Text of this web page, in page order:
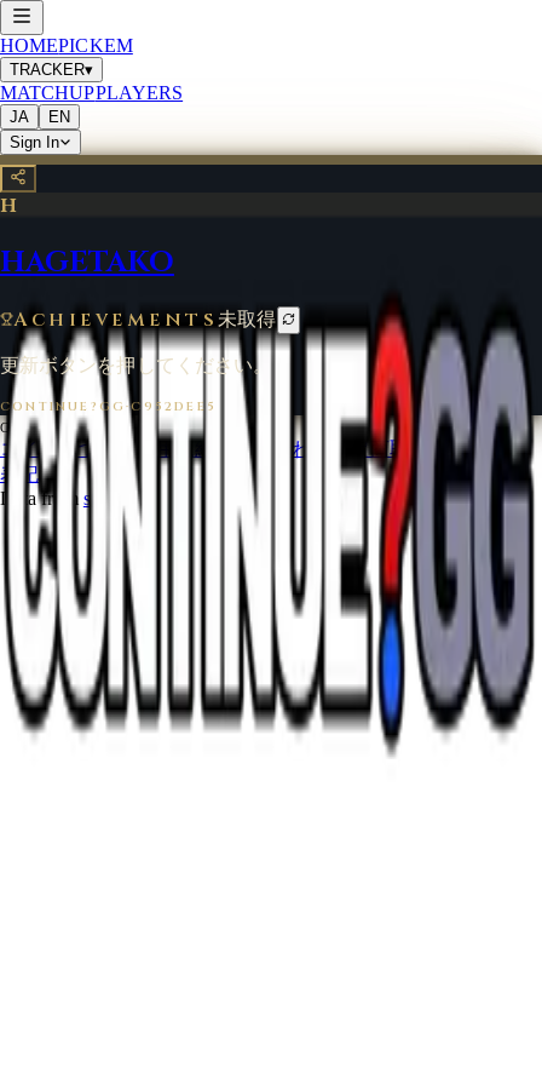
HOMEPICKEM
TRACKER▾
MATCHUPPLAYERS
JA
EN
Sign In
H
HAGETAKO
Achievements未取得
更新ボタンを押してください。
CONTINUE?GG·C952DEE5
CONTINUE?GG ©
2026
コインについて
お問い合わせ
特定商取引法に基づく
表記
Data from start.gg